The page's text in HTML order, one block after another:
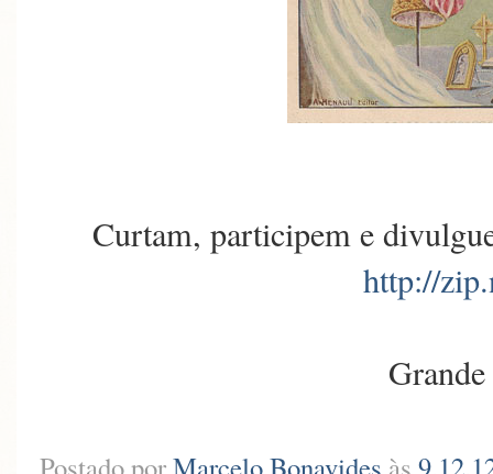
Curtam, participem e
http://
Postado porMarcelo Bonavides às